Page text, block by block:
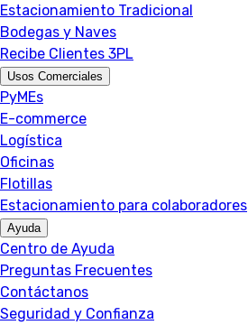
Estacionamiento Tradicional
Bodegas y Naves
Recibe Clientes 3PL
Usos Comerciales
PyMEs
E-commerce
Logística
Oficinas
Flotillas
Estacionamiento para colaboradores
Ayuda
Centro de Ayuda
Preguntas Frecuentes
Contáctanos
Seguridad y Confianza